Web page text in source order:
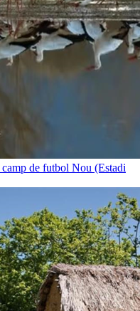
camp de futbol Nou (Estadi